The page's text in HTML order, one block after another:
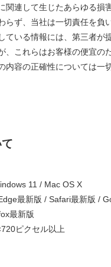
関連して生じたあらゆる損
らず、当社は一切責任を負
ている情報には、第三者が
、これらはお客様の便宜の
内容の正確性については一
11 / Mac OS X
最新版 / Safari最新版 /
最新版
ピクセル以上